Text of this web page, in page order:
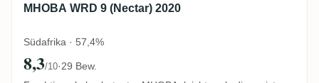
MHOBA WRD 9 (Nectar) 2020
Südafrika · 57,4%
8,3/10·29 Bew.